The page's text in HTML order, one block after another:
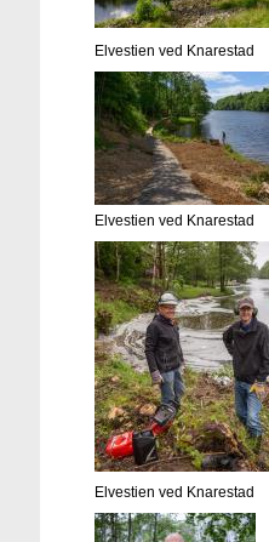
Elvestien ved Knarestad
Elvestien ved Knarestad
Elvestien ved Knarestad